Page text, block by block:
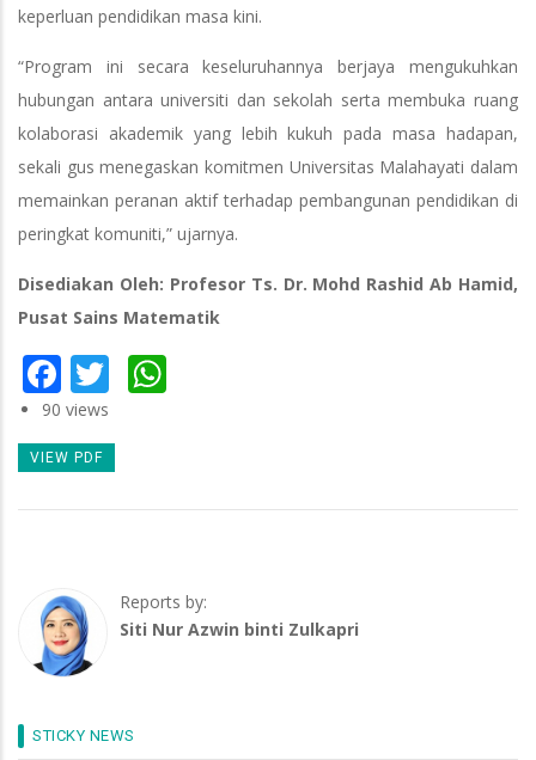
keperluan pendidikan masa kini.
“Program ini secara keseluruhannya berjaya mengukuhkan
hubungan antara universiti dan sekolah serta membuka ruang
kolaborasi akademik yang lebih kukuh pada masa hadapan,
sekali gus menegaskan komitmen Universitas Malahayati dalam
memainkan peranan aktif terhadap pembangunan pendidikan di
peringkat komuniti,” ujarnya.
Disediakan Oleh: Profesor Ts. Dr. Mohd Rashid Ab Hamid,
Pusat Sains Matematik
Facebook
Twitter
90 views
VIEW PDF
Reports by:
Siti Nur Azwin binti Zulkapri
STICKY NEWS